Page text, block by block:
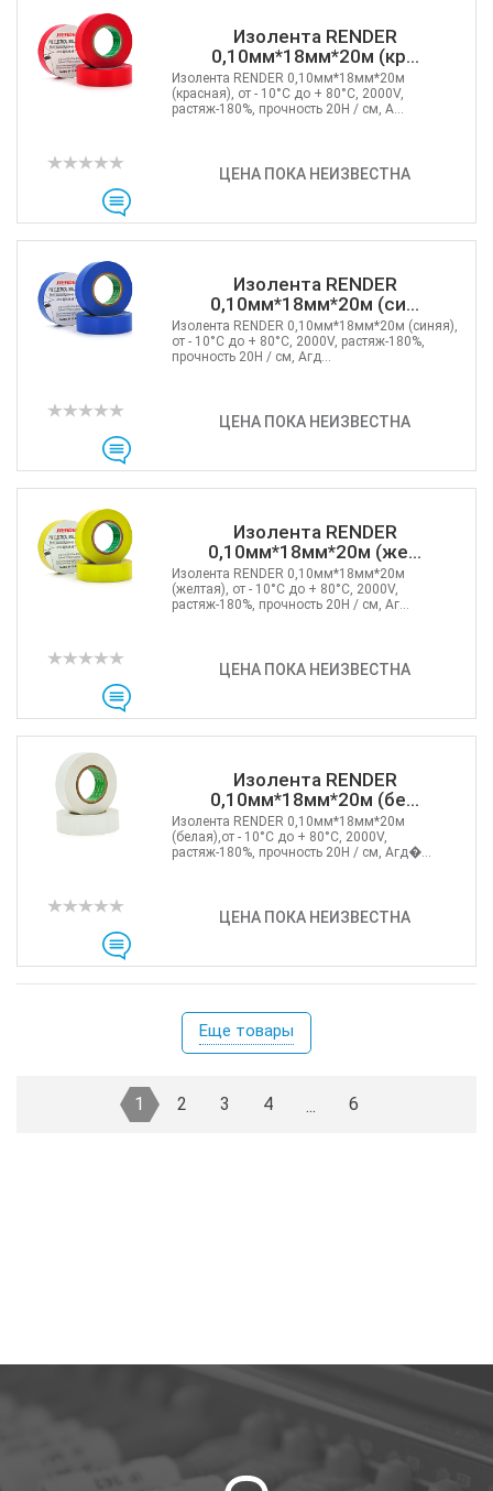
Изолента RENDER
0,10мм*18мм*20м (кр...
ЦЕНА ПОКА НЕИЗВЕСТНА
Изолента RENDER 0,10мм*18мм*20м
(красная), от - 10°C до + 80°C, 2000V,
растяж-180%, прочность 20Н / см, А...
Изолента RENDER
0,10мм*18мм*20м (си...
ЦЕНА ПОКА НЕИЗВЕСТНА
Изолента RENDER 0,10мм*18мм*20м (синяя),
от - 10°C до + 80°C, 2000V, растяж-180%,
прочность 20Н / см, Агд...
Изолента RENDER
0,10мм*18мм*20м (же...
ЦЕНА ПОКА НЕИЗВЕСТНА
Изолента RENDER 0,10мм*18мм*20м
(желтая), от - 10°C до + 80°C, 2000V,
растяж-180%, прочность 20Н / см, Аг...
Изолента RENDER
0,10мм*18мм*20м (бе...
ЦЕНА ПОКА НЕИЗВЕСТНА
Изолента RENDER 0,10мм*18мм*20м
(белая),от - 10°C до + 80°C, 2000V,
растяж-180%, прочность 20Н / см, Агд�...
Еще товары
1 2 3 4 ... 6